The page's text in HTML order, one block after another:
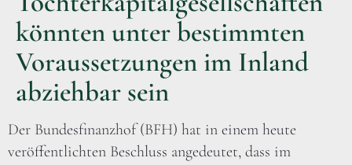
könnten unter bestimmten
Voraussetzungen im Inland
abziehbar sein
Der Bundesfinanzhof (BFH) hat in einem heute
veröffentlichten Beschluss angedeutet, dass im